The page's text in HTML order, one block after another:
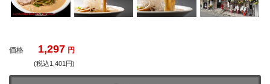
価格 1,297 円
(税込1,401円)